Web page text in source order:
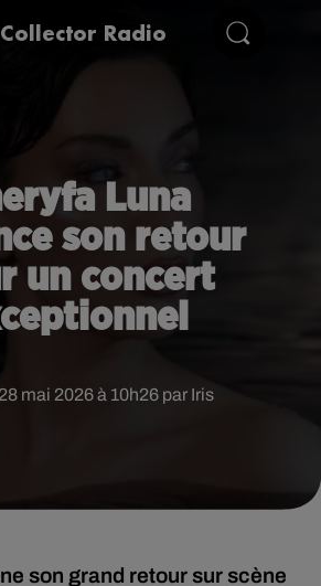
Collector Radio
Luna
son retour
un concert
mai 2026 à 10h26 par Iris
son grand retour sur scène